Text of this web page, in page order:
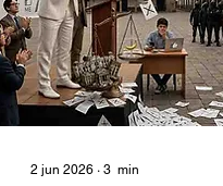
2 jun 2026 ∙ 3 min